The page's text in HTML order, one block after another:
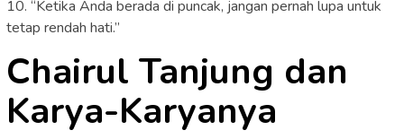
10. “Ketika Anda berada di puncak, jangan pernah lupa untuk
tetap rendah hati.”
Chairul Tanjung dan
Karya-Karyanya